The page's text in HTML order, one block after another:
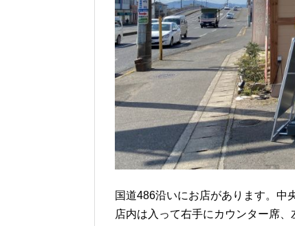
国道486沿いにお店があります。中
店内は入って右手にカウンター席、